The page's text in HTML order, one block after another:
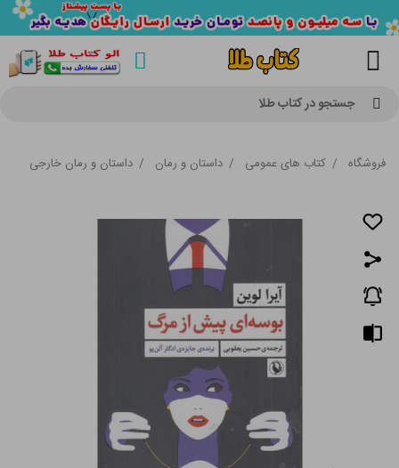
جستجو در کتاب طلا
فروشگاه / کتاب های عمومی / داستان و رمان / داستان و رمان خارجی